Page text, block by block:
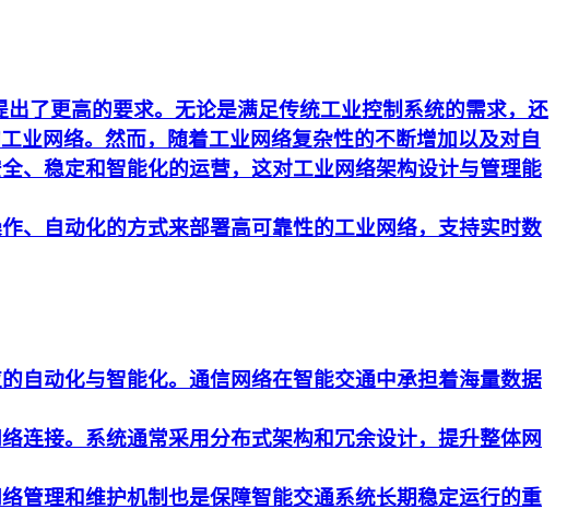
了更高的要求。无论是满足传统工业控制系统的需求，还
业网络。然而，随着工业网络复杂性的不断增加以及对自
、稳定和智能化的运营，这对工业网络架构设计与管理能
、自动化的方式来部署高可靠性的工业网络，支持实时数
自动化与智能化。通信网络在智能交通中承担着海量数据
连接。系统通常采用分布式架构和冗余设计，提升整体网
管理和维护机制也是保障智能交通系统长期稳定运行的重